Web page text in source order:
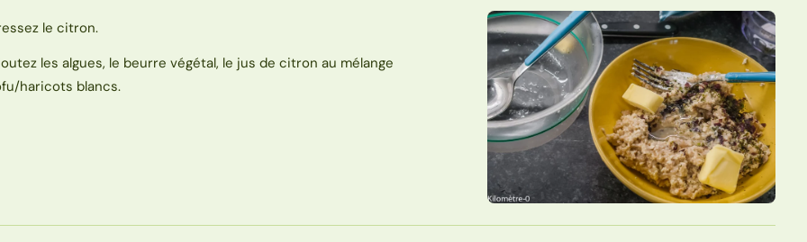
le citron.
les algues, le beurre végétal, le jus de citron au mélange
haricots blancs.